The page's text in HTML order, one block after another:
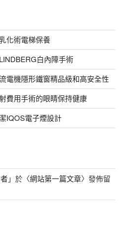
化術電梯保養
白內障手術
電機隱形鐵窗精品級和高安全性
費用手術的眼睛保持健康
IQOS電子煙設計
」於〈網站第一篇文章〉發佈留